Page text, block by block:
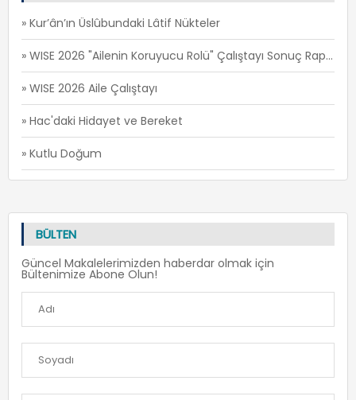
» Kur’ân’ın Üslûbundaki Lâtif Nükteler
» WISE 2026 "Ailenin Koruyucu Rolü" Çalıştayı Sonuç Raporu
» WISE 2026 Aile Çalıştayı
» Hac'daki Hidayet ve Bereket
» Kutlu Doğum
BÜLTEN
Güncel Makalelerimizden haberdar olmak için
Bültenimize Abone Olun!